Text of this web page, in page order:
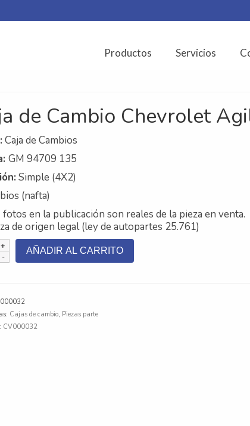
Productos Servicios
de Cambio Chevrolet
Caja de Cambios
GM 94709 135
: Simple (4X2)
(nafta)
fotos en la publicación son reales de la pieza en venta.
de origen legal (ley de autopartes 25.761)
AÑADIR AL CARRITO
Cajas de cambio, Piezas parte
CV000032